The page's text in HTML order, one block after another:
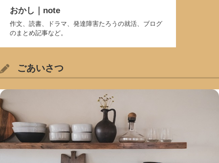
おかし｜note
作文、読書、ドラマ、発達障害たろうの就活、ブログ
のまとめ記事など。
ごあいさつ